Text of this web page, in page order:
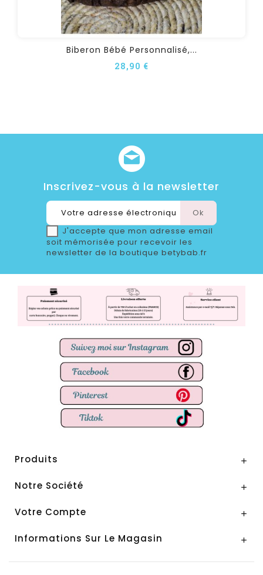
Biberon Bébé Personnalisé,...
28,90 €
Inscrivez-vous à la newsletter
J'accepte que mon adresse email
soit mémorisée pour recevoir les
newsletter de la boutique betybab.fr
Produits 
Notre Société 
Votre Compte 
Informations Sur Le Magasin 